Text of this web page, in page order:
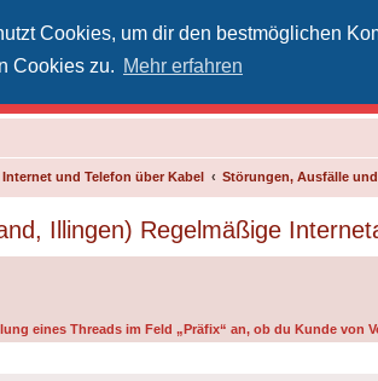
Cookies, um dir den bestmöglichen
Cookies zu. Mehr erfahren
Internet und Telefon über Kabel Störungen, Ausfälle
Illingen) Regelmäßige
eines Threads im Feld „Präfix“ an, ob du Kunde von